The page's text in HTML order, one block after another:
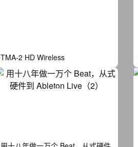
TMA-2 HD Wireless